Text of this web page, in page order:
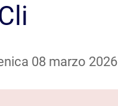
08 marzo 2026